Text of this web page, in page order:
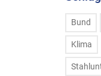
Bund
Klima